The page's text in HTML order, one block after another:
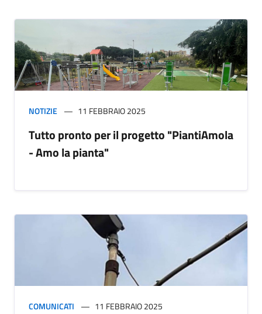
NOTIZIE 11 FEBBRAIO 2025
Tutto pronto per il progetto "PiantiAmola
- Amo la pianta"
COMUNICATI 11 FEBBRAIO 2025